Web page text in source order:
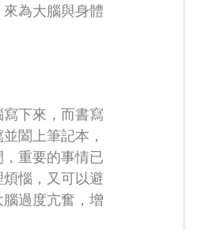
為大腦與身體
下來，而書寫
闔上筆記本，
重要的事情已
惱，又可以避
過度亢奮，增